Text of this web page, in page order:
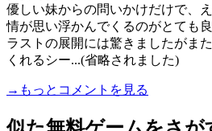
優しい妹からの問いかけだけで、
情が思い浮かんでくるのがとても良
ラストの展開には驚きましたがま
くれるシー...(省略されました)
→もっとコメントを見る